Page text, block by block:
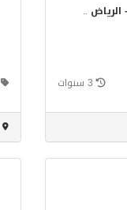
..
3 سنوات